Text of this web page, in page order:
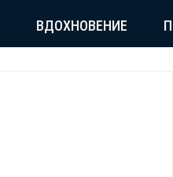
ВДОХНОВЕНИЕ